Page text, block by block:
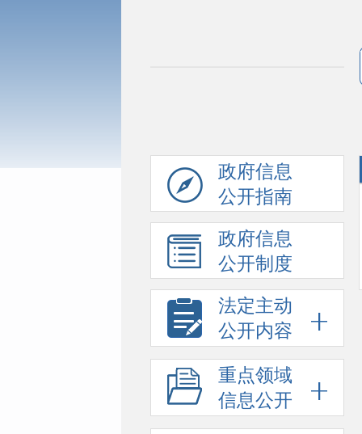
政府信息
公开指南
政府信息
公开制度
法定主动
公开内容
重点领域
信息公开